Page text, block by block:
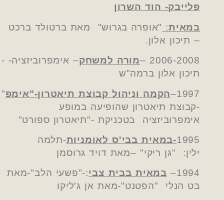
פלייבק- הוד השרון
במאית: "אופרה בגרוש" מאת ברטולד ברכט
– תיכון אלון.
2006-2008
–מורה למשחק– אימפרוביזציה- -
תיכון אלון ברמה"ש
1997
–הקמה וניהול קבוצת תיאטרון-"אימפ"
-קבוצת תיאטרון שהופיעה במופע
אימפרוביזציה בטכניקת -"תיאטרון ספורט"
1995-במאית בבי'ס לאומניות-תלמה
ילין: "גן ריקי" –מאת דויד גרוסמן
1994
–במאית בבית צבי:-"פשעי הלב"-מאת
בט הנלי "הפטנט"-מאת אן ג'ליקו